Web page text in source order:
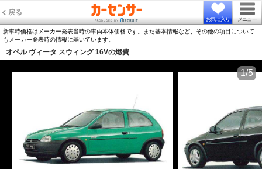
戻る
お気に入り メニュー
新車時価格はメーカー発表当時の車両本体価格です。また基本情報など、その他の項目について
もメーカー発表時の情報に基いています。
オペル ヴィータ スウィング 16Vの燃費
1/5